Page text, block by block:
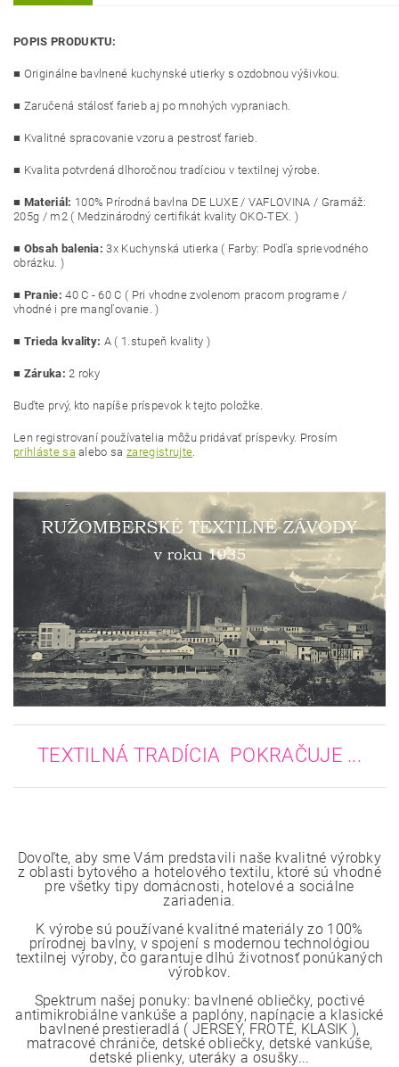
POPIS PRODUKTU:
■ Originálne bavlnené kuchynské utierky s ozdobnou výšivkou.
■ Zaručená stálosť farieb aj po mnohých vypraniach.
■ Kvalitné spracovanie vzoru a pestrosť farieb.
■ Kvalita potvrdená dlhoročnou tradíciou v textilnej výrobe.
■ Materiál: 100% Prírodná bavlna DE LUXE / VAFLOVINA / Gramáž:
205g / m2 ( Medzinárodný certifikát kvality OKO-TEX. )
■ Obsah balenia: 3x Kuchynská utierka ( Farby: Podľa sprievodného
obrázku. )
■ Pranie: 40 C - 60 C ( Pri vhodne zvolenom pracom programe /
vhodné i pre mangľovanie. )
■ Trieda kvality: A ( 1.stupeň kvality )
■ Záruka: 2 roky
Buďte prvý, kto napíše príspevok k tejto položke.
Len registrovaní používatelia môžu pridávať príspevky. Prosím
prihláste sa alebo sazaregistrujte.
TEXTILNÁ TRADÍCIA POKRAČUJE ...
Dovoľte, aby sme Vám predstavili naše kvalitné výrobky
z oblasti bytového a hotelového textilu, ktoré sú vhodné
pre všetky tipy domácnosti, hotelové a sociálne
zariadenia.
K výrobe sú používané kvalitné materiály zo 100%
prírodnej bavlny, v spojení s modernou technológiou
textilnej výroby, čo garantuje dlhú životnosť ponúkaných
výrobkov.
Spektrum našej ponuky: bavlnené obliečky, poctivé
antimikrobiálne vankúše a paplóny, napínacie a klasické
bavlnené prestieradlá ( JERSEY, FROTÉ, KLASIK ),
matracové chrániče, detské obliečky, detské vankúše,
detské plienky, uteráky a osušky...